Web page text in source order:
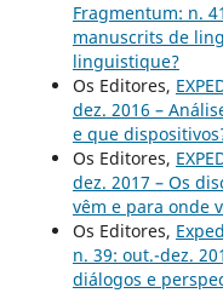
Fragmentum: n.
manuscrits de
linguistique?
Os Editores,
dez. 2016 –
e que
Os Editores,
dez. 2017 – Os
vêm e para onde
Os Editores,
n. 39: out.-dez.
diálogos e